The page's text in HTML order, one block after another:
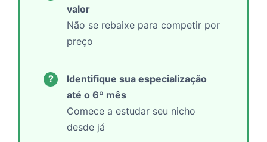
valor
Não se rebaixe para competir por
preço
?
Identifique sua especialização
até o 6º mês
Comece a estudar seu nicho
desde já